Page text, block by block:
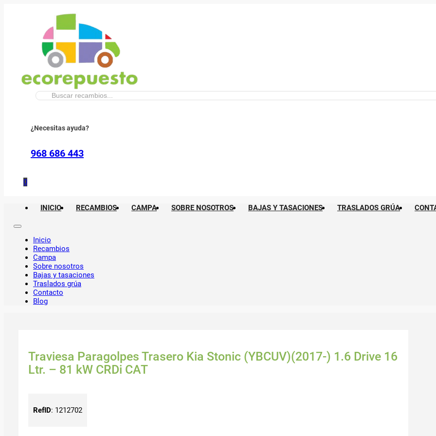
Buscar:
¿Necesitas ayuda?
968 686 443
0
INICIO RECAMBIOS CAMPA SOBRE NOSOTROS BAJAS Y TASACIONES TRASLADOS GRÚA
Inicio
Recambios
Campa
Sobre nosotros
Bajas y tasaciones
Traslados grúa
Contacto
Blog
Traviesa Paragolpes Trasero Kia Stonic (YBCUV)(2017-) 1.6 Drive 16
Ltr. – 81 kW CRDi CAT
RefID: 1212702